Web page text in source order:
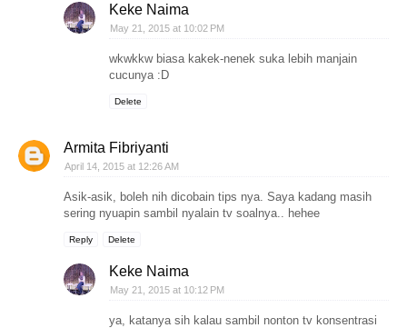
Keke Naima
May 21, 2015 at 10:02 PM
wkwkkw biasa kakek-nenek suka lebih manjain
cucunya :D
Delete
Armita Fibriyanti
April 14, 2015 at 12:26 AM
Asik-asik, boleh nih dicobain tips nya. Saya kadang masih
sering nyuapin sambil nyalain tv soalnya.. hehee
Reply Delete
Keke Naima
May 21, 2015 at 10:12 PM
ya, katanya sih kalau sambil nonton tv konsentrasi